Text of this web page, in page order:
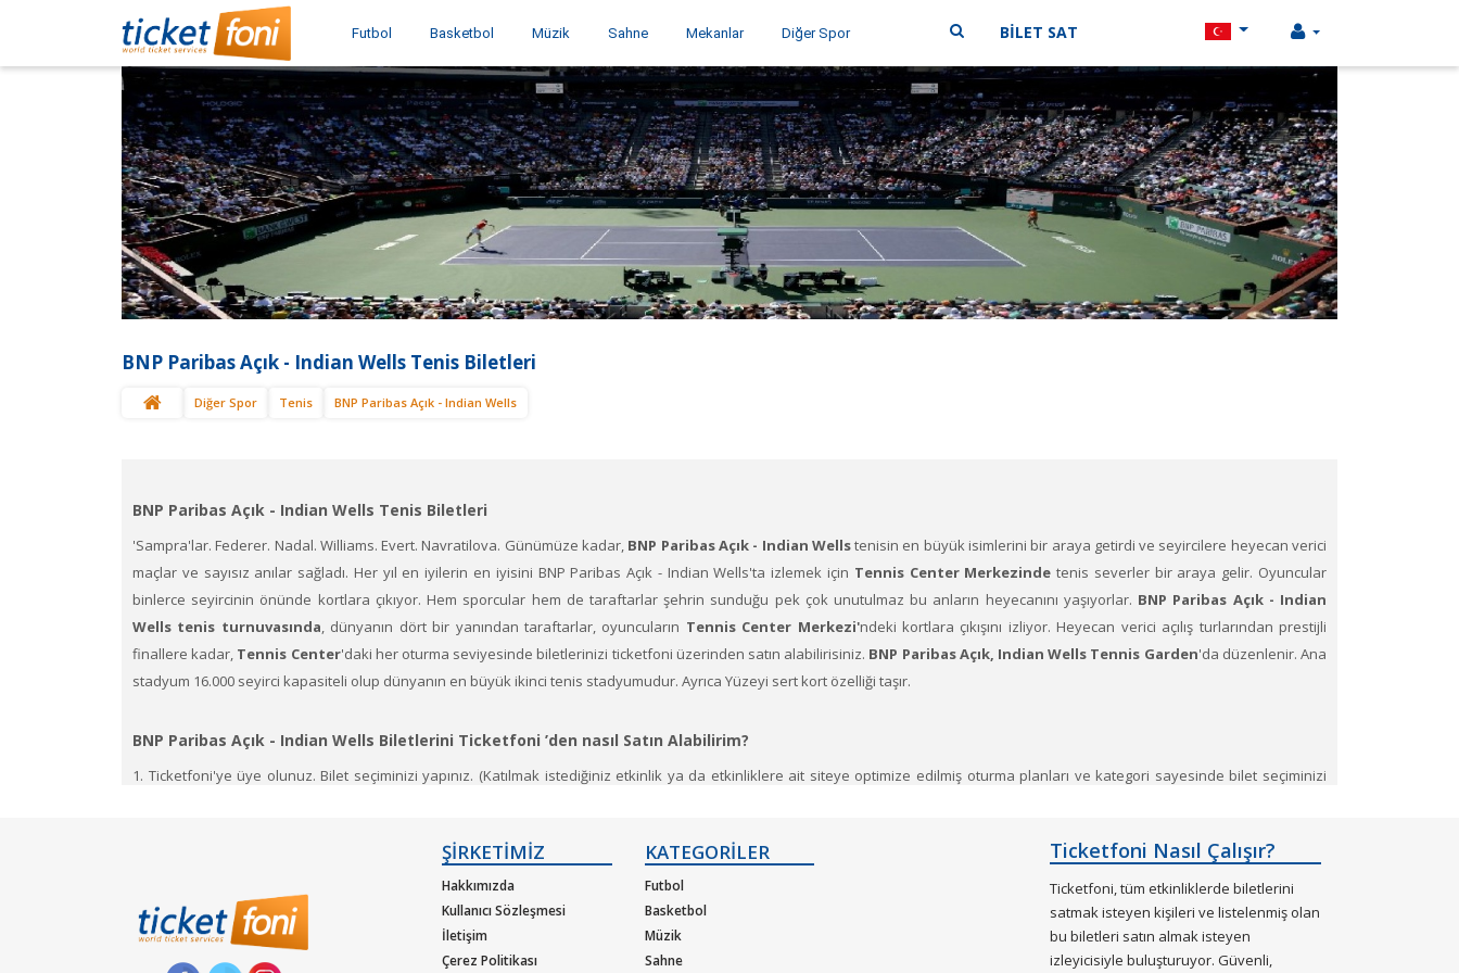
Futbol Basketbol Müzik Sahne Mekanlar Diğer Spor BİLET SAT
BNP Paribas Açık - Indian Wells Tenis Biletleri
Diğer Spor Tenis BNP Paribas Açık - Indian Wells
BNP Paribas Açık - Indian Wells Tenis Biletleri
'Sampra'lar. Federer. Nadal. Williams. Evert. Navratilova. Günümüze kadar, BNP Paribas Açık - Indian Wellstenisin en büyük isimlerini bir araya getirdi ve seyircilere heyecan verici
maçlar ve sayısız anılar sağladı. Her yıl en iyilerin en iyisini BNP Paribas Açık - Indian Wells'ta izlemek için Tennis Center Merkezinde tenis severler bir araya gelir. Oyuncular
binlerce seyircinin önünde kortlara çıkıyor. Hem sporcular hem de taraftarlar şehrin sunduğu pek çok unutulmaz bu anların heyecanını yaşıyorlar. BNP Paribas Açık - Indian
Wells tenis turnuvasında, dünyanın dört bir yanından taraftarlar, oyuncuların Tennis Center Merkezi'ndeki kortlara çıkışını izliyor. Heyecan verici açılış turlarından prestijli
finallere kadar, Tennis Center'daki her oturma seviyesinde biletlerinizi ticketfoni üzerinden satın alabilirisiniz. BNP Paribas Açık, Indian Wells Tennis Garden'da düzenlenir. Ana
stadyum 16.000 seyirci kapasiteli olup dünyanın en büyük ikinci tenis stadyumudur. Ayrıca Yüzeyi sert kort özelliği taşır.
BNP Paribas Açık - Indian Wells​ Biletlerini Ticketfoni ’den nasıl Satın Alabilirim?
1. Ticketfoni'ye üye olunuz. Bilet seçiminizi yapınız. (Katılmak istediğiniz etkinlik ya da etkinliklere ait siteye optimize edilmiş oturma planları ve kategori sayesinde bilet seçiminizi
En iyi BNP Paribas Açık - Indian Wells biletleriTicketfoni ’de. Bütçenize uygun biletleri bulmak için fiyatlara göre satın almadan önce kategori görünümü kontrol edebilir ve en iyi
biletleri uygun oldukları anda satın alabilirsiniz. İster tekler ister çiftler veya karışık çiftler tenis turnuvası biletleri için şimdi tam zamanı.
ŞİRKETİMİZ
Hakkımızda
Kullanıcı Sözleşmesi
İletişim
Çerez Politikası
KATEGORİLER
Futbol
Basketbol
Müzik
Sahne
Ticketfoni Nasıl Çalışır?
Ticketfoni, tüm etkinliklerde biletlerini
satmak isteyen kişileri ve listelenmiş olan
bu biletleri satın almak isteyen
izleyicisiyle buluşturuyor. Güvenli,